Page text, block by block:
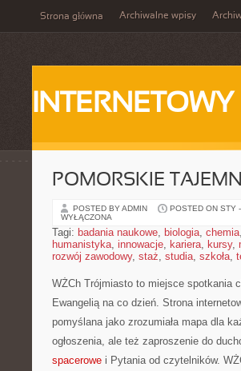
Strona główna Archiwalne wpisy
POMORSKIE
POSTED BY ADMIN POSTED ON STY
WYŁĄCZONA
Tagi: badania naukowe, biologia, chemia,
humanistyka, innowacje, kariera, kursy,
rozwój zawodowy, staż, studia, szkoła,
WŻCh Trójmiasto to miejsce spotkania
Ewangelią na co dzień. Strona
pomyślana jako zrozumiała mapa dla
ogłoszenia, ale też zaproszenie do
spacerowe i Pytania od czytelników.